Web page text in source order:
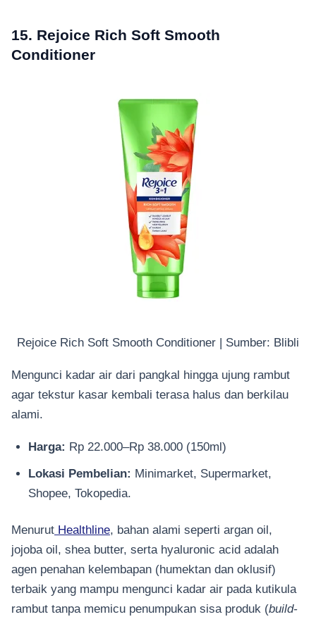
15. Rejoice Rich Soft Smooth
Conditioner
Rejoice Rich Soft Smooth Conditioner | Sumber: Blibli
Mengunci kadar air dari pangkal hingga ujung rambut
agar tekstur kasar kembali terasa halus dan berkilau
alami.
Harga: Rp 22.000–Rp 38.000 (150ml)
Lokasi Pembelian: Minimarket, Supermarket,
Shopee, Tokopedia.
Menurut Healthline, bahan alami seperti argan oil,
jojoba oil, shea butter, serta hyaluronic acid adalah
agen penahan kelembapan (humektan dan oklusif)
terbaik yang mampu mengunci kadar air pada kutikula
rambut tanpa memicu penumpukan sisa produk (build-